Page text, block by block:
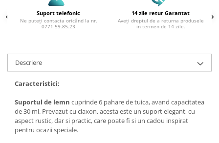
Suport telefonic
Ne puteți contacta oricând la nr.
0771.59.85.23
14 zile retur Garantat
Aveți dreptul de a returna produsele
in termen de 14 zile.
Descriere
Caracteristici:
Suportul de lemn cuprinde 6 pahare de tuica, avand capacitatea
de 30 ml. Prevazut cu claxon, acesta este un suport elegant, cu
aspect rustic, dar si practic, care poate fi si un cadou inspirat
pentru ocazii speciale.